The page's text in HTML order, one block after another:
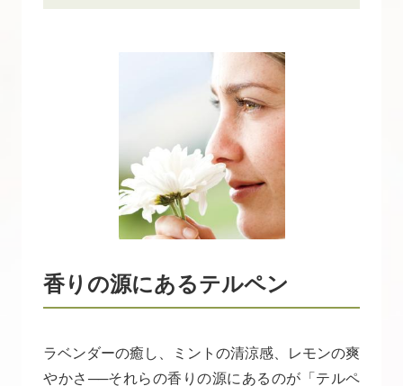
香りの源にあるテルペン
ラベンダーの癒し、ミントの清涼感、レモンの爽
やかさ──それらの香りの源にあるのが「テルペ